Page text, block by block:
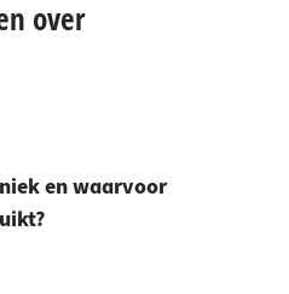
over
en waarvoor